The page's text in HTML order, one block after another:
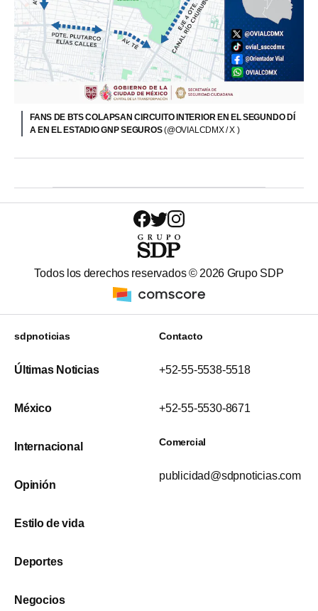
FANS DE BTS COLAPSAN CIRCUITO INTERIOR EN EL SEGUNDO DÍ
A EN EL ESTADIO GNP SEGUROS(@OVIALCDMX / X )
Todos los derechos reservados © 2026 Grupo SDP
sdpnoticias
Últimas Noticias
México
Internacional
Opinión
Estilo de vida
Deportes
Negocios
Contacto
+52-55-5538-5518
+52-55-5530-8671
Comercial
publicidad@sdpnoticias.com